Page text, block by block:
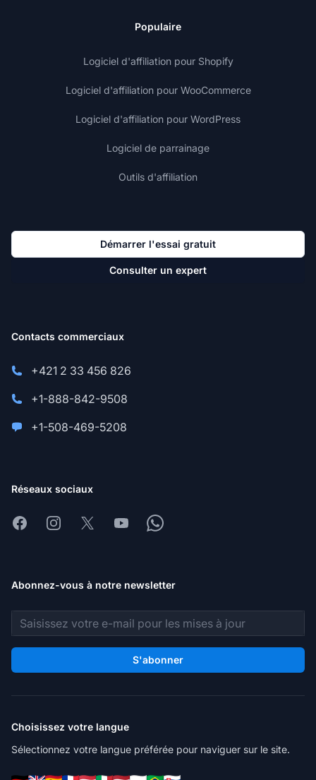
Populaire
Logiciel d'affiliation pour Shopify
Logiciel d'affiliation pour WooCommerce
Logiciel d'affiliation pour WordPress
Logiciel de parrainage
Outils d'affiliation
Démarrer l'essai gratuit
Consulter un expert
Contacts commerciaux
+421 2 33 456 826
+1-888-842-9508
+1-508-469-5208
Réseaux sociaux
FacebookInstagram
X YoutubeWhatsapp
Abonnez-vous à notre newsletter
Adresse e-mail
S'abonner
Choisissez votre langue
Sélectionnez votre langue préférée pour naviguer sur le site.